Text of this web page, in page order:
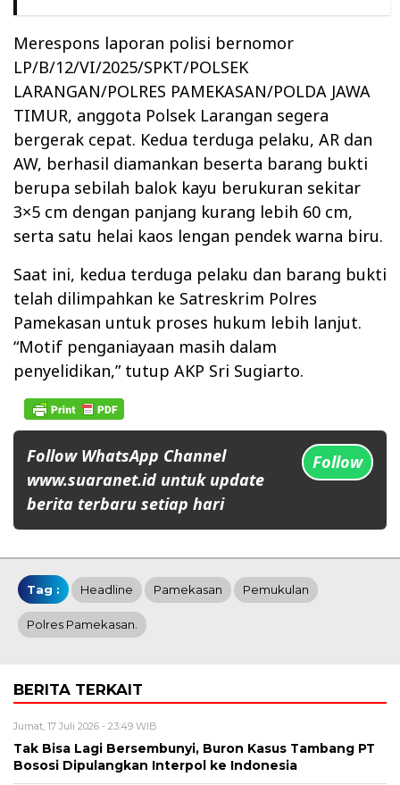
Merespons laporan polisi bernomor
LP/B/12/VI/2025/SPKT/POLSEK
LARANGAN/POLRES PAMEKASAN/POLDA JAWA
TIMUR, anggota Polsek Larangan segera
bergerak cepat. Kedua terduga pelaku, AR dan
AW, berhasil diamankan beserta barang bukti
berupa sebilah balok kayu berukuran sekitar
3×5 cm dengan panjang kurang lebih 60 cm,
serta satu helai kaos lengan pendek warna biru.
Saat ini, kedua terduga pelaku dan barang bukti
telah dilimpahkan ke Satreskrim Polres
Pamekasan untuk proses hukum lebih lanjut.
“Motif penganiayaan masih dalam
penyelidikan,” tutup AKP Sri Sugiarto.
Follow WhatsApp Channel
www.suaranet.id untuk update
berita terbaru setiap hari
Follow
Tag : Headline Pamekasan Pemukulan
Polres Pamekasan.
BERITA TERKAIT
Jumat, 17 Juli 2026 - 23:49 WIB
Tak Bisa Lagi Bersembunyi, Buron Kasus Tambang PT
Bososi Dipulangkan Interpol ke Indonesia